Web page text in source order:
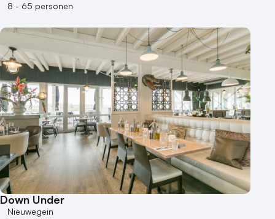
8 - 65 personen
Down Under
Nieuwegein